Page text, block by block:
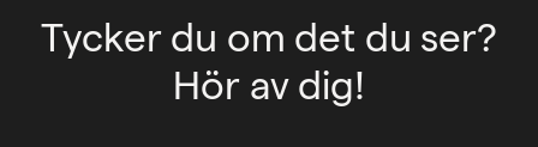
Tycker du om det du ser?
Hör av dig!